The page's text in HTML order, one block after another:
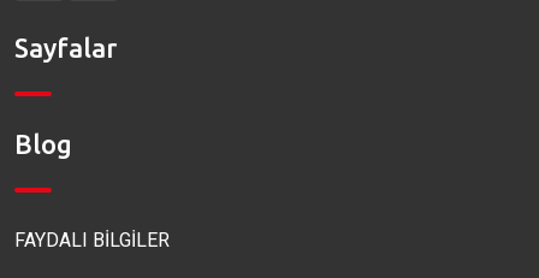
Sayfalar
Blog
FAYDALI BİLGİLER